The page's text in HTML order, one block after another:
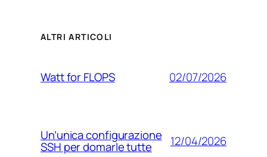
ALTRI ARTICOLI
Watt for FLOPS 02/07/2026
Un’unica configurazione
SSH per domarle tutte 12/04/2026